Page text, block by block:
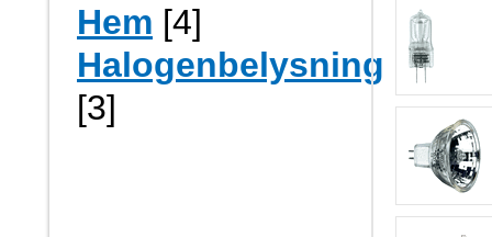
Hem [4]
Halogenbelysning
[3]